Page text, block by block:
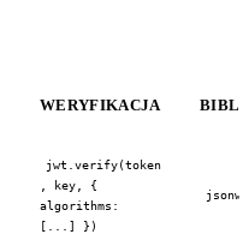
WERYFIKACJA
jwt.verify(token
, key, {
algorithms:
[...] })